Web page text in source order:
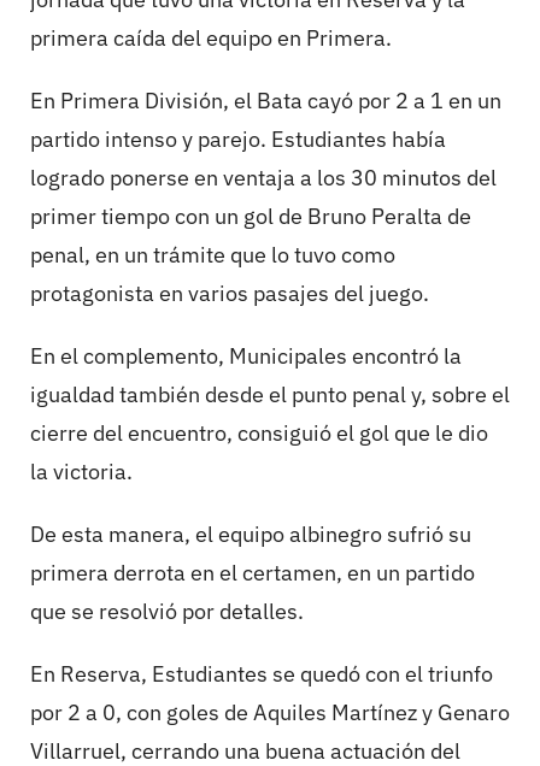
primera caída del equipo en Primera.
En Primera División, el Bata cayó por 2 a 1 en un
partido intenso y parejo. Estudiantes había
logrado ponerse en ventaja a los 30 minutos del
primer tiempo con un gol de Bruno Peralta de
penal, en un trámite que lo tuvo como
protagonista en varios pasajes del juego.
En el complemento, Municipales encontró la
igualdad también desde el punto penal y, sobre el
cierre del encuentro, consiguió el gol que le dio
la victoria.
De esta manera, el equipo albinegro sufrió su
primera derrota en el certamen, en un partido
que se resolvió por detalles.
En Reserva, Estudiantes se quedó con el triunfo
por 2 a 0, con goles de Aquiles Martínez y Genaro
Villarruel, cerrando una buena actuación del